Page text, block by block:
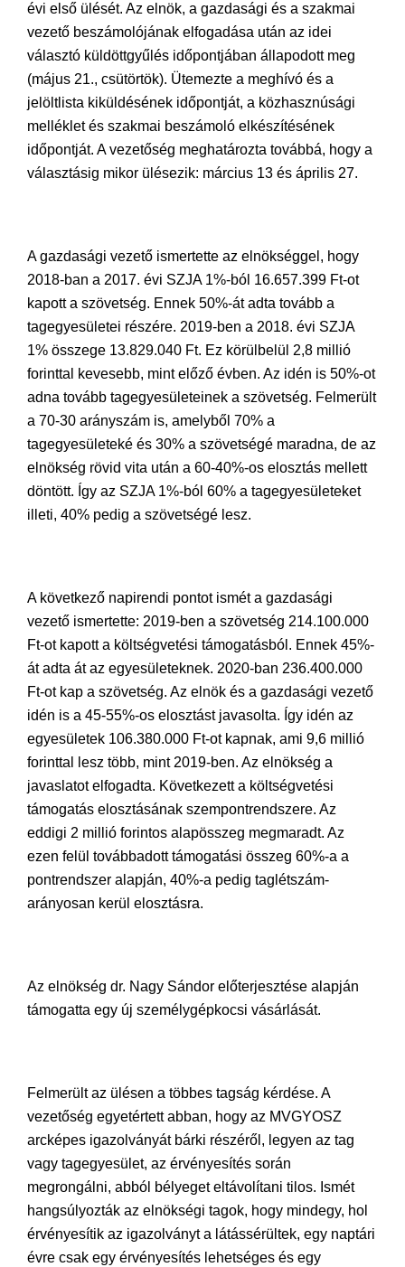
évi első ülését. Az elnök, a gazdasági és a szakmai
vezető beszámolójának elfogadása után az idei
választó küldöttgyűlés időpontjában állapodott meg
(május 21., csütörtök). Ütemezte a meghívó és a
jelöltlista kiküldésének időpontját, a közhasznúsági
melléklet és szakmai beszámoló elkészítésének
időpontját. A vezetőség meghatározta továbbá, hogy a
választásig mikor ülésezik: március 13 és április 27.
A gazdasági vezető ismertette az elnökséggel, hogy
2018-ban a 2017. évi SZJA 1%-ból 16.657.399 Ft-ot
kapott a szövetség. Ennek 50%-át adta tovább a
tagegyesületei részére. 2019-ben a 2018. évi SZJA
1% összege 13.829.040 Ft. Ez körülbelül 2,8 millió
forinttal kevesebb, mint előző évben. Az idén is 50%-ot
adna tovább tagegyesületeinek a szövetség. Felmerült
a 70-30 arányszám is, amelyből 70% a
tagegyesületeké és 30% a szövetségé maradna, de az
elnökség rövid vita után a 60-40%-os elosztás mellett
döntött. Így az SZJA 1%-ból 60% a tagegyesületeket
illeti, 40% pedig a szövetségé lesz.
A következő napirendi pontot ismét a gazdasági
vezető ismertette: 2019-ben a szövetség 214.100.000
Ft-ot kapott a költségvetési támogatásból. Ennek 45%-
át adta át az egyesületeknek. 2020-ban 236.400.000
Ft-ot kap a szövetség. Az elnök és a gazdasági vezető
idén is a 45-55%-os elosztást javasolta. Így idén az
egyesületek 106.380.000 Ft-ot kapnak, ami 9,6 millió
forinttal lesz több, mint 2019-ben. Az elnökség a
javaslatot elfogadta. Következett a költségvetési
támogatás elosztásának szempontrendszere. Az
eddigi 2 millió forintos alapösszeg megmaradt. Az
ezen felül továbbadott támogatási összeg 60%-a a
pontrendszer alapján, 40%-a pedig taglétszám-
arányosan kerül elosztásra.
Az elnökség dr. Nagy Sándor előterjesztése alapján
támogatta egy új személygépkocsi vásárlását.
Felmerült az ülésen a többes tagság kérdése. A
vezetőség egyetértett abban, hogy az MVGYOSZ
arcképes igazolványát bárki részéről, legyen az tag
vagy tagegyesület, az érvényesítés során
megrongálni, abból bélyeget eltávolítani tilos. Ismét
hangsúlyozták az elnökségi tagok, hogy mindegy, hol
érvényesítik az igazolványt a látássérültek, egy naptári
évre csak egy érvényesítés lehetséges és egy